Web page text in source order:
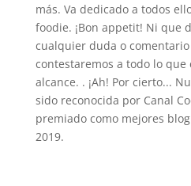
más. Va dedicado a todos
foodie. ¡Bon appetit! Ni que
cualquier duda o
contestaremos a todo lo
alcance. . ¡Ah! Por cierto...
sido reconocida por Canal
premiado como mejores
2019.